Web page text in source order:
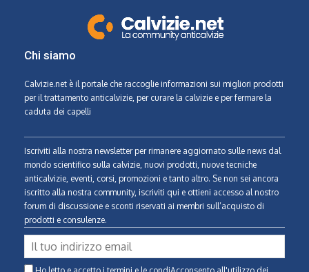
Chi siamo
Calvizie.net è il portale che raccoglie informazioni sui migliori prodotti
per il trattamento anticalvizie, per curare la calvizie e per fermare la
caduta dei capelli
Iscriviti alla nostra newsletter per rimanere aggiornato sulle news dal
mondo scientifico sulla calvizie, nuovi prodotti, nuove tecniche
anticalvizie, eventi, corsi, promozioni e tanto altro. Se non sei ancora
iscritto alla nostra community, iscriviti qui e ottieni accesso al nostro
forum di discussione e sconti riservati ai membri sull’acquisto di
prodotti e consulenze.